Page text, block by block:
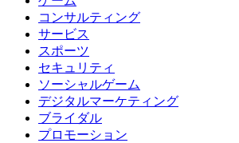
コンサルティング
サービス
スポーツ
セキュリティ
ソーシャルゲーム
デジタルマーケティング
ブライダル
プロモーション